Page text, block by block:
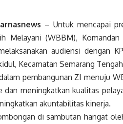
– Untuk mencapai
Melayani (WBBM),
audiensi dengan
Kecamatan Semarang
pembangunan ZI menuju
dan meningkatkan kualitas
akuntabilitas kinerja.
di sambutan hangat